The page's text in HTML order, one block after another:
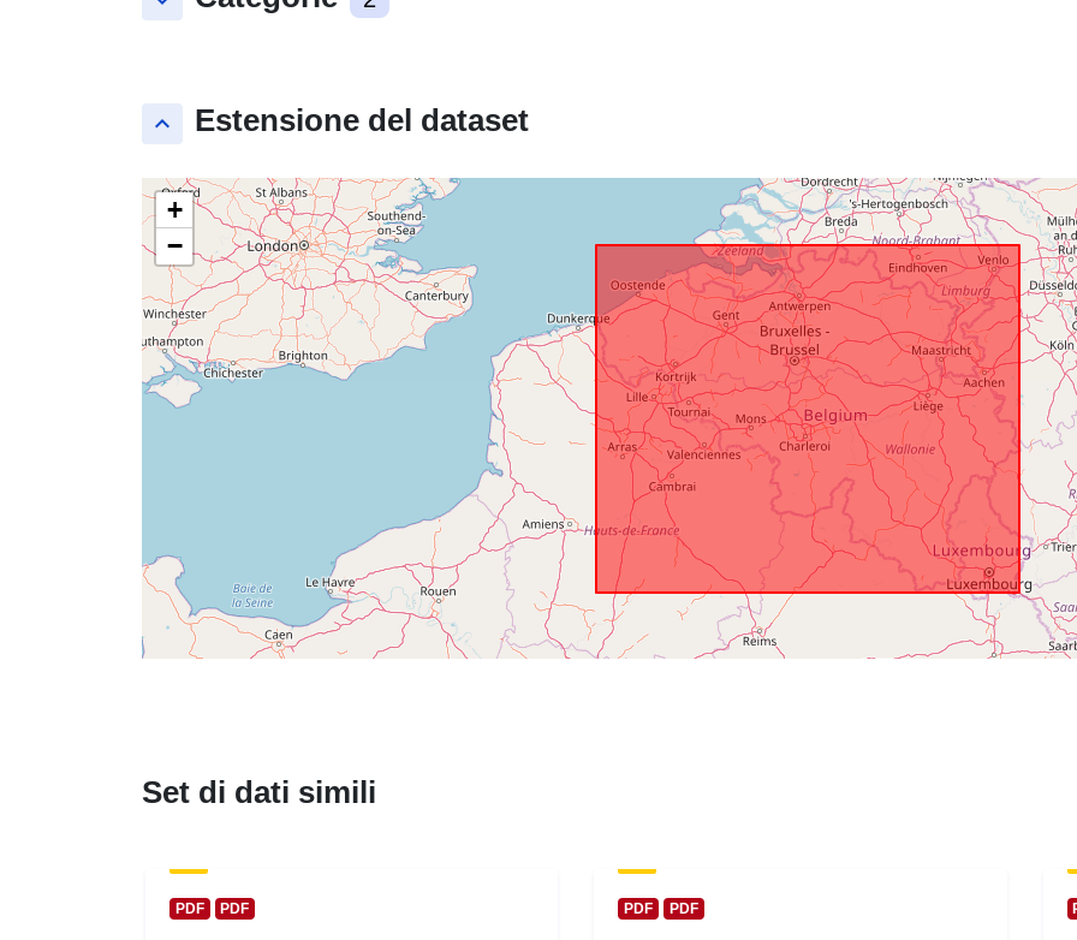
keyboard_arrow_up Estensione del dataset
+
−
Diritti di
Copertura
temporale:
Set di dati simili
PDF PDF PDF PDF